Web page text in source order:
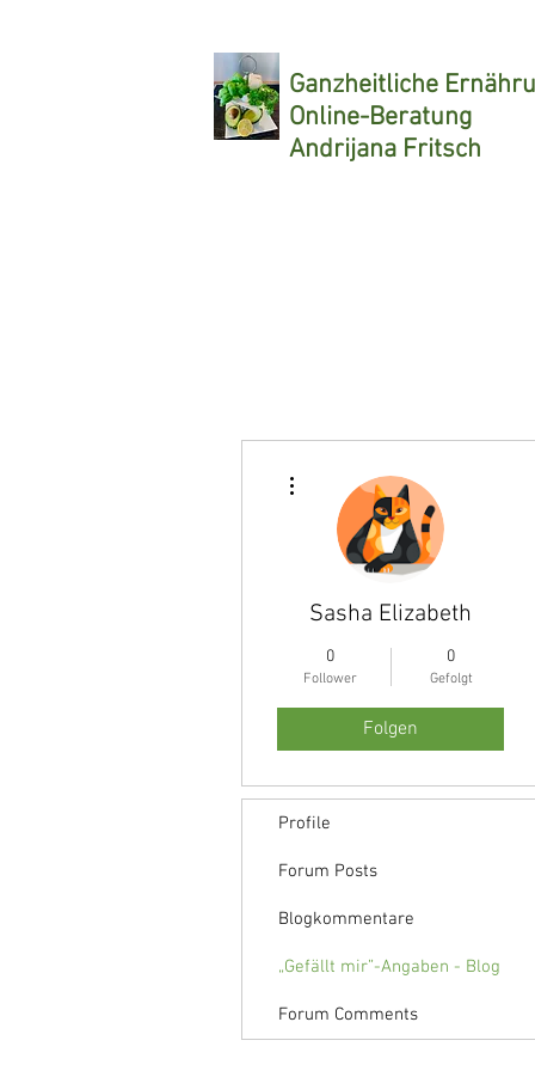
Ganzheitliche
Online-Beratung
Andrijana Fritsch
Sasha Elizabeth
0
Follower
0
Gefolgt
Folgen
Profile
Forum Posts
Blogkommentare
„Gefällt mir”-Angaben - Blog
Forum Comments